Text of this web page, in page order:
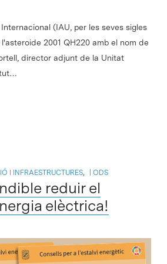
(IAU, per les seves sigles
2001 QH220 amb el nom de
director adjunt de la Unitat
I INFRAESTRUCTURES, ODS
reduir el
elèctrica!